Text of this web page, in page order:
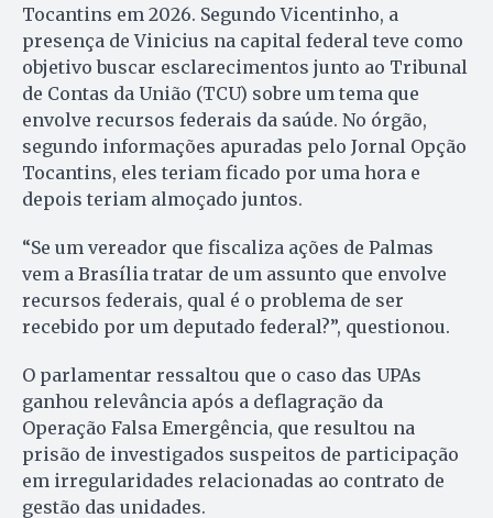
Tocantins em 2026. Segundo Vicentinho, a
presença de Vinicius na capital federal teve como
objetivo buscar esclarecimentos junto ao Tribunal
de Contas da União (TCU) sobre um tema que
envolve recursos federais da saúde. No órgão,
segundo informações apuradas pelo Jornal Opção
Tocantins, eles teriam ficado por uma hora e
depois teriam almoçado juntos.
“Se um vereador que fiscaliza ações de Palmas
vem a Brasília tratar de um assunto que envolve
recursos federais, qual é o problema de ser
recebido por um deputado federal?”, questionou.
O parlamentar ressaltou que o caso das UPAs
ganhou relevância após a deflagração da
Operação Falsa Emergência, que resultou na
prisão de investigados suspeitos de participação
em irregularidades relacionadas ao contrato de
gestão das unidades.